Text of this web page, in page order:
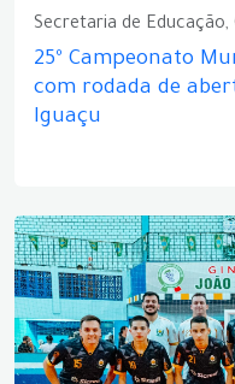
Secretaria de
25º Campeonato
com rodada de
Iguaçu